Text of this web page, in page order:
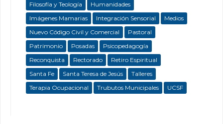
Filosofía y Teología
Humanidades
Imágenes Mamarias
Integración Sensorial
Medios
Nuevo Código Civil y Comercial
Pastoral
Patrimonio
Posadas
Psicopedagogía
Reconquista
Rectorado
Retiro Espiritual
Santa Fe
Santa Teresa de Jesús
Talleres
Terapia Ocupacional
Trubutos Municipales UCSF